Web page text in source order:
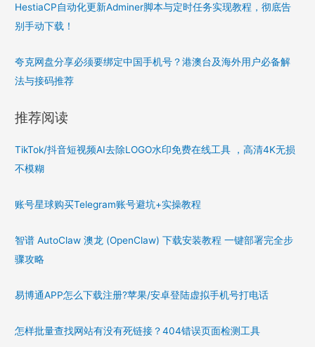
HestiaCP自动化更新Adminer脚本与定时任务实现教程，彻底告
别手动下载！
夸克网盘分享必须要绑定中国手机号？港澳台及海外用户必备解
法与接码推荐
推荐阅读
TikTok/抖音短视频AI去除LOGO水印免费在线工具 ，高清4K无损
不模糊
账号星球购买Telegram账号避坑+实操教程
智谱 AutoClaw 澳龙 (OpenClaw) 下载安装教程 一键部署完全步
骤攻略
易博通APP怎么下载注册?苹果/安卓登陆虚拟手机号打电话
怎样批量查找网站有没有死链接？404错误页面检测工具